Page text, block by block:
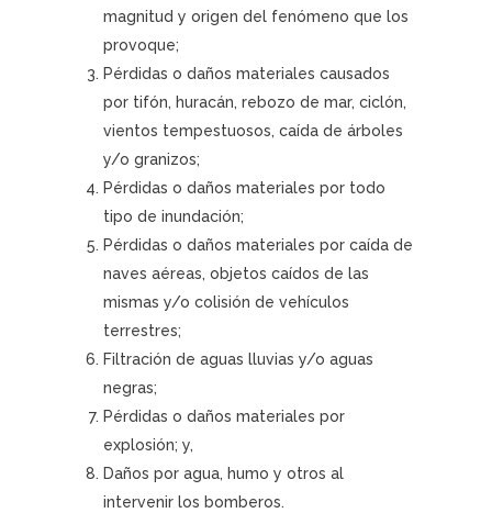
magnitud y origen del fenómeno que los
provoque;
Pérdidas o daños materiales causados
por tifón, huracán, rebozo de mar, ciclón,
vientos tempestuosos, caída de árboles
y/o granizos;
Pérdidas o daños materiales por todo
tipo de inundación;
Pérdidas o daños materiales por caída de
naves aéreas, objetos caídos de las
mismas y/o colisión de vehículos
terrestres;
Filtración de aguas lluvias y/o aguas
negras;
Pérdidas o daños materiales por
explosión; y,
Daños por agua, humo y otros al
intervenir los bomberos.